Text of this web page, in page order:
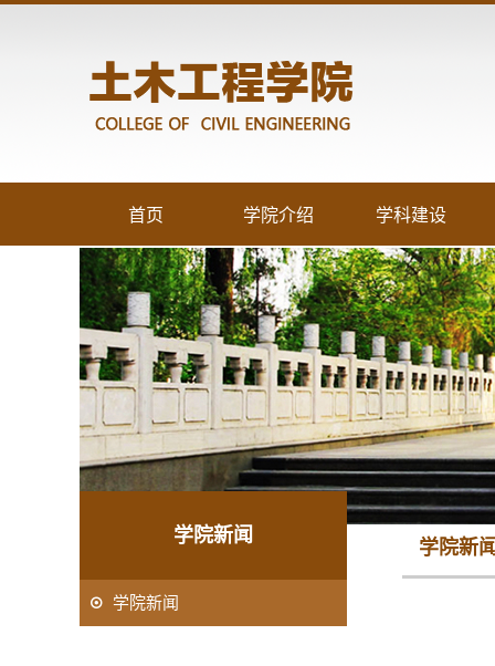
首页 学院介绍 学科建设
学院新闻
学院新闻
学院新